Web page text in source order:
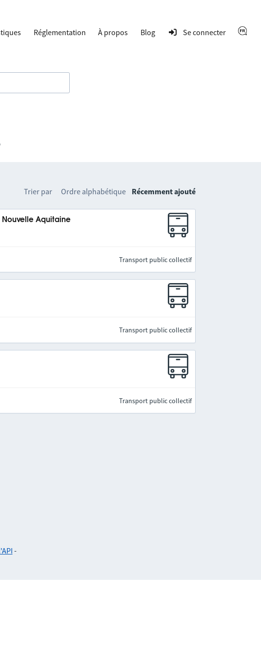
Réglementation À propos Blog Se connecter
Trier par Ordre alphabétique Récemment ajouté
Aquitaine
Transport public collectif
Transport public collectif
Transport public collectif
-